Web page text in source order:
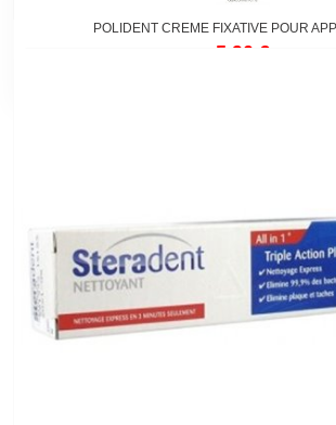
POLIDENT CREME FIXATIVE POUR
5,90 €